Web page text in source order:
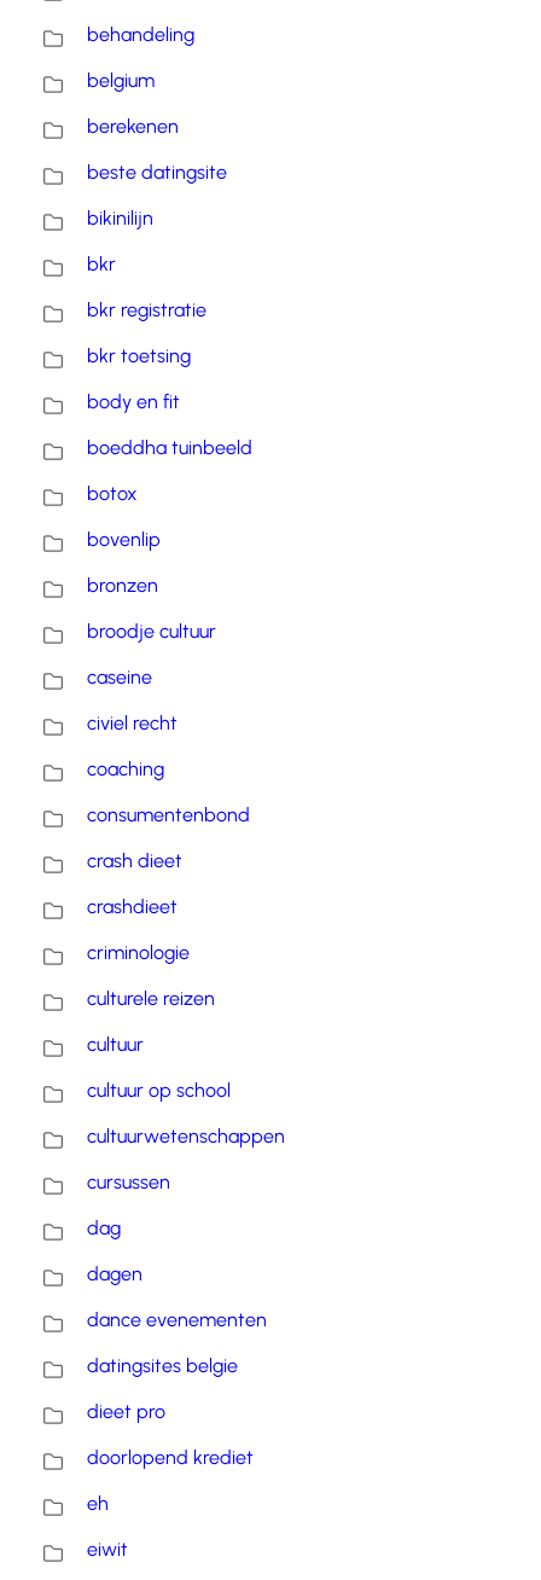
behandeling
belgium
berekenen
beste datingsite
bikinilijn
bkr
bkr registratie
bkr toetsing
body en fit
boeddha tuinbeeld
botox
bovenlip
bronzen
broodje cultuur
caseine
civiel recht
coaching
consumentenbond
crash dieet
crashdieet
criminologie
culturele reizen
cultuur
cultuur op school
cultuurwetenschappen
cursussen
dag
dagen
dance evenementen
datingsites belgie
dieet pro
doorlopend krediet
eh
eiwit